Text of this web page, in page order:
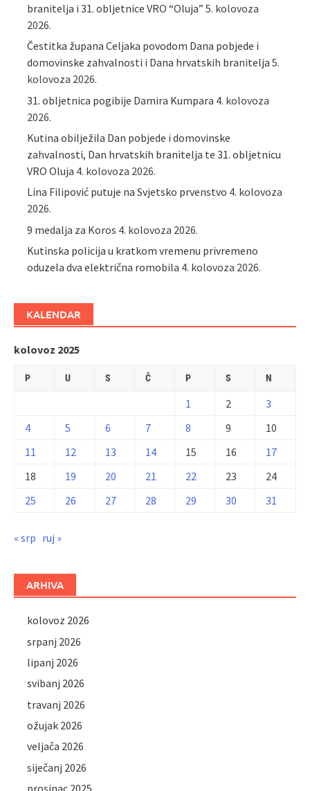
branitelja i 31. obljetnice VRO “Oluja” 5. kolovoza
2026.
Čestitka župana Celjaka povodom Dana pobjede i
domovinske zahvalnosti i Dana hrvatskih branitelja 5.
kolovoza 2026.
31. obljetnica pogibije Damira Kumpara 4. kolovoza
2026.
Kutina obilježila Dan pobjede i domovinske
zahvalnosti, Dan hrvatskih branitelja te 31. obljetnicu
VRO Oluja 4. kolovoza 2026.
Lina Filipović putuje na Svjetsko prvenstvo 4. kolovoza
2026.
9 medalja za Koros 4. kolovoza 2026.
Kutinska policija u kratkom vremenu privremeno
oduzela dva električna romobila 4. kolovoza 2026.
KALENDAR
kolovoz 2025
P U S Č P S N
1 2
3
4
5 6 7 8 9
10
11
12 13 14 15 16
17
18
19 20 21 22 23
24
25
26 27 28 29 30 31
« srp ruj »
ARHIVA
kolovoz 2026
srpanj 2026
lipanj 2026
svibanj 2026
travanj 2026
ožujak 2026
veljača 2026
siječanj 2026